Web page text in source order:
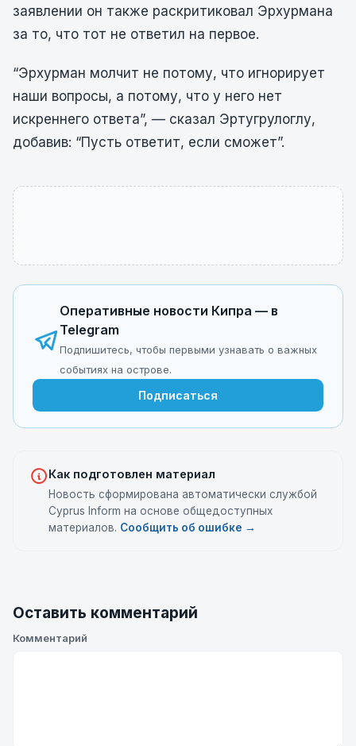
заявлении он также раскритиковал Эрхурмана
за то, что тот не ответил на первое.
“Эрхурман молчит не потому, что игнорирует
наши вопросы, а потому, что у него нет
искреннего ответа”, — сказал Эртугрулоглу,
добавив: “Пусть ответит, если сможет”.
Оперативные новости Кипра — в
Telegram
Подпишитесь, чтобы первыми узнавать о важных
событиях на острове.
Подписаться
Как подготовлен материал
Новость сформирована автоматически службой
Cyprus Inform на основе общедоступных
материалов. Сообщить об ошибке →
Оставить комментарий
Комментарий